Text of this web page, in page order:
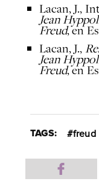
Lacan, J.,
Jean
Freud, en
Lacan, J.,
Jean
Freud, en
TAGS: freud